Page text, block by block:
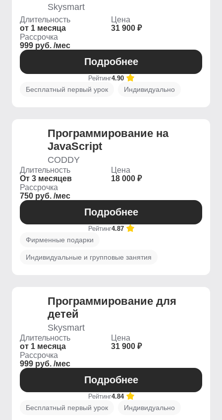
Skysmart
Длительность
от 1 месяца
Цена
31 900 ₽
Рассрочка
999 руб. /мес
Подробнее
Рейтинг4.90
Бесплатный первый урок Индивидуально
Программирование на
JavaScript
CODDY
Длительность
От 3 месяцев
Цена
18 000 ₽
Рассрочка
750 руб. /мес
Подробнее
Рейтинг4.87
Фирменные подарки
Индивидуальные и групповые занятия
Программирование для
детей
Skysmart
Длительность
от 1 месяца
Цена
31 900 ₽
Рассрочка
999 руб. /мес
Подробнее
Рейтинг4.84
Бесплатный первый урок Индивидуально